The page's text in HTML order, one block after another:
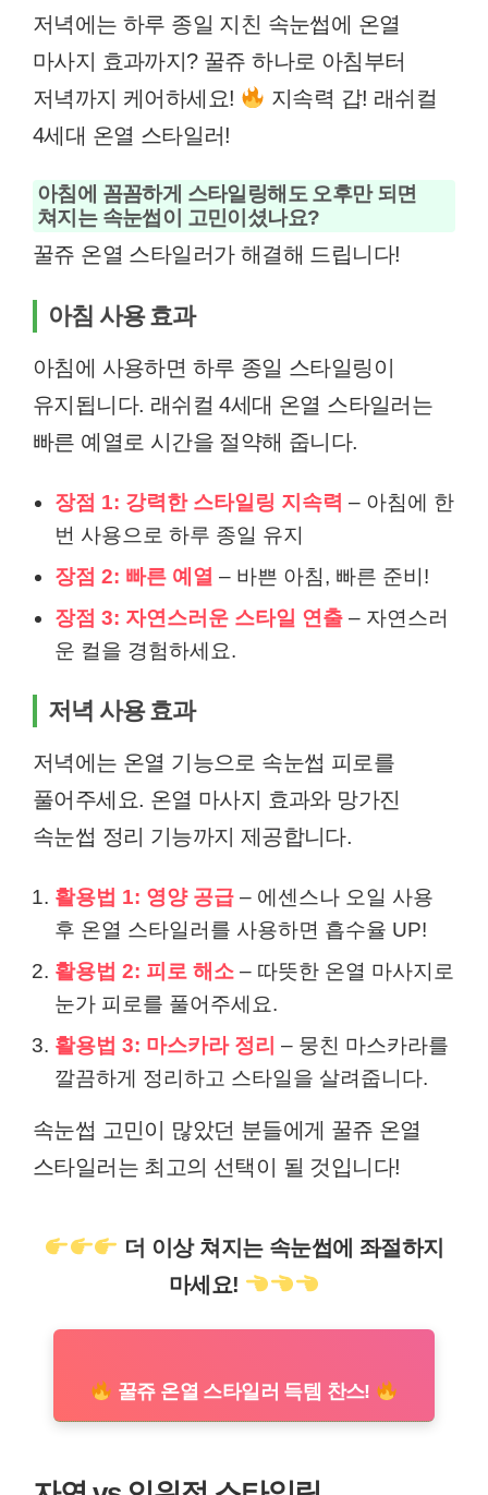
저녁에는 하루 종일 지친 속눈썹에 온열
마사지 효과까지? 꿀쥬 하나로 아침부터
저녁까지 케어하세요!
지속력 갑! 래쉬컬
4세대 온열 스타일러!
아침에 꼼꼼하게 스타일링해도 오후만 되면
쳐지는 속눈썹이 고민이셨나요?
꿀쥬 온열 스타일러가 해결해 드립니다!
아침 사용 효과
아침에 사용하면 하루 종일 스타일링이
유지됩니다. 래쉬컬 4세대 온열 스타일러는
빠른 예열로 시간을 절약해 줍니다.
장점 1: 강력한 스타일링 지속력 – 아침에 한
번 사용으로 하루 종일 유지
장점 2: 빠른 예열 – 바쁜 아침, 빠른 준비!
장점 3: 자연스러운 스타일 연출 – 자연스러
운 컬을 경험하세요.
저녁 사용 효과
저녁에는 온열 기능으로 속눈썹 피로를
풀어주세요. 온열 마사지 효과와 망가진
속눈썹 정리 기능까지 제공합니다.
활용법 1: 영양 공급 – 에센스나 오일 사용
후 온열 스타일러를 사용하면 흡수율 UP!
활용법 2: 피로 해소 – 따뜻한 온열 마사지로
눈가 피로를 풀어주세요.
활용법 3: 마스카라 정리 – 뭉친 마스카라를
깔끔하게 정리하고 스타일을 살려줍니다.
속눈썹 고민이 많았던 분들에게 꿀쥬 온열
스타일러는 최고의 선택이 될 것입니다!
더 이상 쳐지는 속눈썹에 좌절하지
마세요!
꿀쥬 온열 스타일러 득템 찬스!